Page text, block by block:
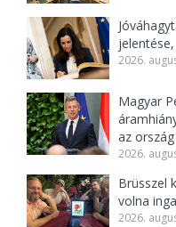
2026.
Magyar
az ország
2026.
Brüsszel
volna
2026.